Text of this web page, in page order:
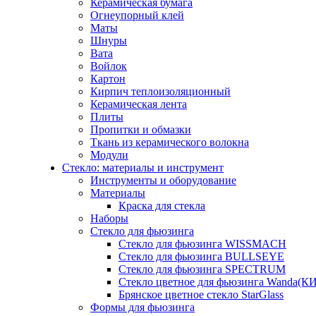
Керамическая бумага
Огнеупорный клей
Маты
Шнуры
Вата
Войлок
Картон
Кирпич теплоизоляционный
Керамическая лента
Плиты
Пропитки и обмазки
Ткань из керамического волокна
Модули
Стекло: материалы и инструмент
Инструменты и оборудование
Материалы
Краска для стекла
Наборы
Стекло для фьюзинга
Стекло для фьюзинга WISSMACH
Стекло для фьюзинга BULLSEYE
Стекло для фьюзинга SPECTRUM
Стекло цветное для фьюзинга
Брянское цветное стекло StarGlass
Формы для фьюзинга